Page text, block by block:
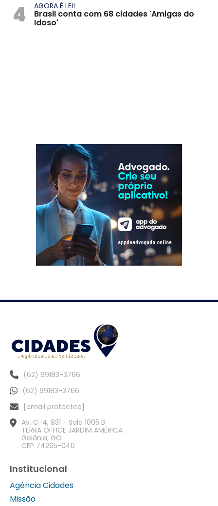
4 AGORA É LEI!
Brasil conta com 68 cidades 'Amigas do
Idoso'
(62) 99183-3766
(62) 99183-3766
[email protected]
Av. C-4, 931 - Sala 1005 B
TERRA OFFICE JARDIM AMÉRICA
Goiânia, GO
CEP 74265-040
Institucional
Agência Cidades
Missão